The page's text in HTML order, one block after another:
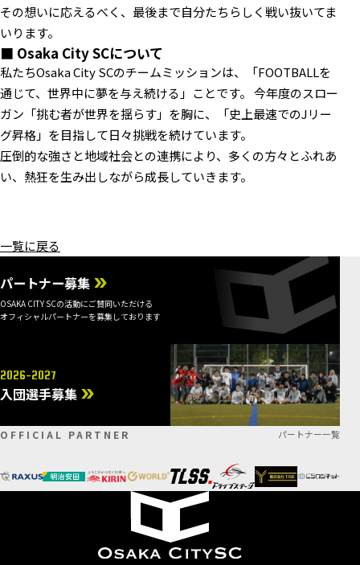
その想いに応えるべく、最後まで自分たちらしく戦い抜いてま
いります。
■ Osaka City SCについて
私たちOsaka City SCのチームミッションは、「FOOTBALLを
通じて、世界中に夢を与え続ける」ことです。 今年度のスロー
ガン「挑む者が世界を揺らす」を胸に、「史上最速でのJリー
グ昇格」を目指して日々挑戦を続けています。
圧倒的な強さと地域社会との連携により、多くの方々とふれあ
い、熱狂を生み出しながら成長していきます。
一覧に戻る
パートナー募集
OSAKA CITY SCの活動にご賛同いただける
オフィシャルパートナーを募集しております
2026-2027
入団選手募集
OFFICIAL PARTNER パートナー一覧